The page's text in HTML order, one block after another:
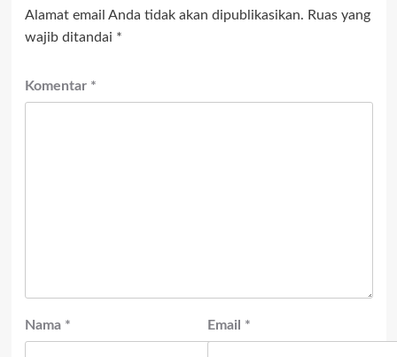
Alamat email Anda tidak akan dipublikasikan. Ruas yang
wajib ditandai *
Komentar *
Nama * Email *